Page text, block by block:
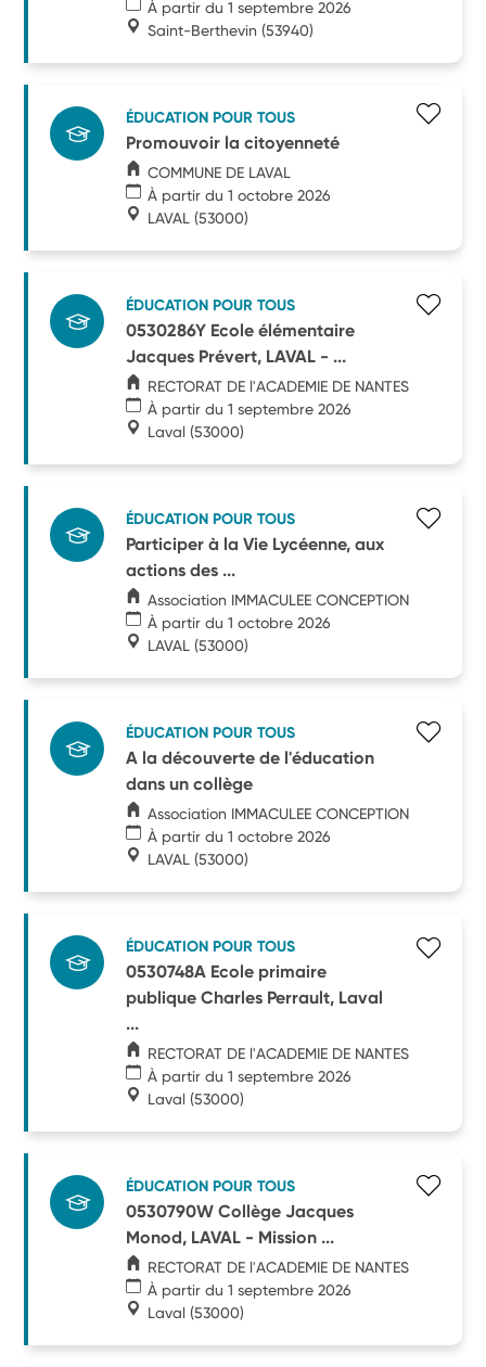
À partir du 1 septembre 2026
Saint-Berthevin (53940)
ÉDUCATION POUR TOUS
Promouvoir la citoyenneté
COMMUNE DE LAVAL
À partir du 1 octobre 2026
LAVAL (53000)
ÉDUCATION POUR TOUS
0530286Y Ecole élémentaire
Jacques Prévert, LAVAL - ...
RECTORAT DE l'ACADEMIE DE NANTES
À partir du 1 septembre 2026
Laval (53000)
ÉDUCATION POUR TOUS
Participer à la Vie Lycéenne, aux
actions des ...
Association IMMACULEE CONCEPTION
À partir du 1 octobre 2026
LAVAL (53000)
ÉDUCATION POUR TOUS
A la découverte de l'éducation
dans un collège
Association IMMACULEE CONCEPTION
À partir du 1 octobre 2026
LAVAL (53000)
ÉDUCATION POUR TOUS
0530748A Ecole primaire
publique Charles Perrault, Laval
...
RECTORAT DE l'ACADEMIE DE NANTES
À partir du 1 septembre 2026
Laval (53000)
ÉDUCATION POUR TOUS
0530790W Collège Jacques
Monod, LAVAL - Mission ...
RECTORAT DE l'ACADEMIE DE NANTES
À partir du 1 septembre 2026
Laval (53000)